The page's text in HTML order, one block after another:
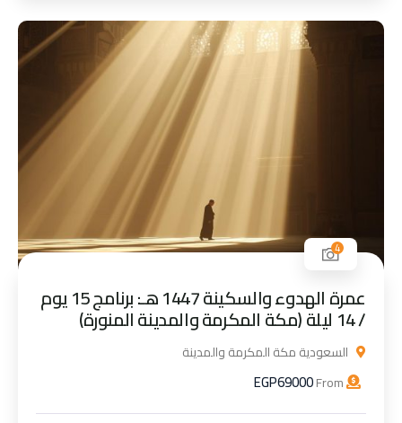
4
عمرة الهدوء والسكينة 1447 هـ: برنامج 15 يوم
/ 14 ليلة (مكة المكرمة والمدينة المنورة)
السعودية مكة المكرمة والمدينة
EGP69000